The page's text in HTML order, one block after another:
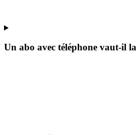
Un abo avec téléphone vaut-il